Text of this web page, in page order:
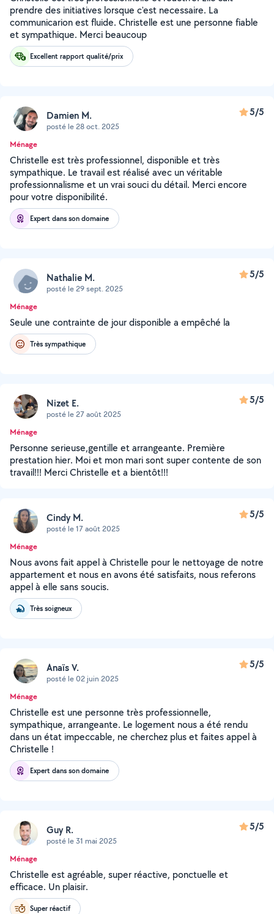
prendre des initiatives lorsque c'est necessaire. La
communicarion est fluide. Christelle est une personne fiable
et sympathique. Merci beaucoup
Excellent rapport qualité/prix
Damien M.
posté le 28 oct. 2025
5/5
Ménage
Christelle est très professionnel, disponible et très
sympathique. Le travail est réalisé avec un véritable
professionnalisme et un vrai souci du détail. Merci encore
pour votre disponibilité.
Expert dans son domaine
Nathalie M.
posté le 29 sept. 2025
5/5
Ménage
Seule une contrainte de jour disponible a empêché la
Très sympathique
Nizet E.
posté le 27 août 2025
5/5
Ménage
Personne serieuse,gentille et arrangeante. Première
prestation hier. Moi et mon mari sont super contente de son
travail!!! Merci Christelle et a bientôt!!!
Cindy M.
posté le 17 août 2025
5/5
Ménage
Nous avons fait appel à Christelle pour le nettoyage de notre
appartement et nous en avons été satisfaits, nous referons
appel à elle sans soucis.
Très soigneux
Anaïs V.
posté le 02 juin 2025
5/5
Ménage
Christelle est une personne très professionnelle,
sympathique, arrangeante. Le logement nous a été rendu
dans un état impeccable, ne cherchez plus et faites appel à
Christelle !
Expert dans son domaine
Guy R.
posté le 31 mai 2025
5/5
Ménage
Christelle est agréable, super réactive, ponctuelle et
efficace. Un plaisir.
Super réactif